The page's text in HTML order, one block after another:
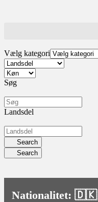
Vælg kategori
Søg
Landsdel
Search
Search
Nationalitet: 🇩🇰